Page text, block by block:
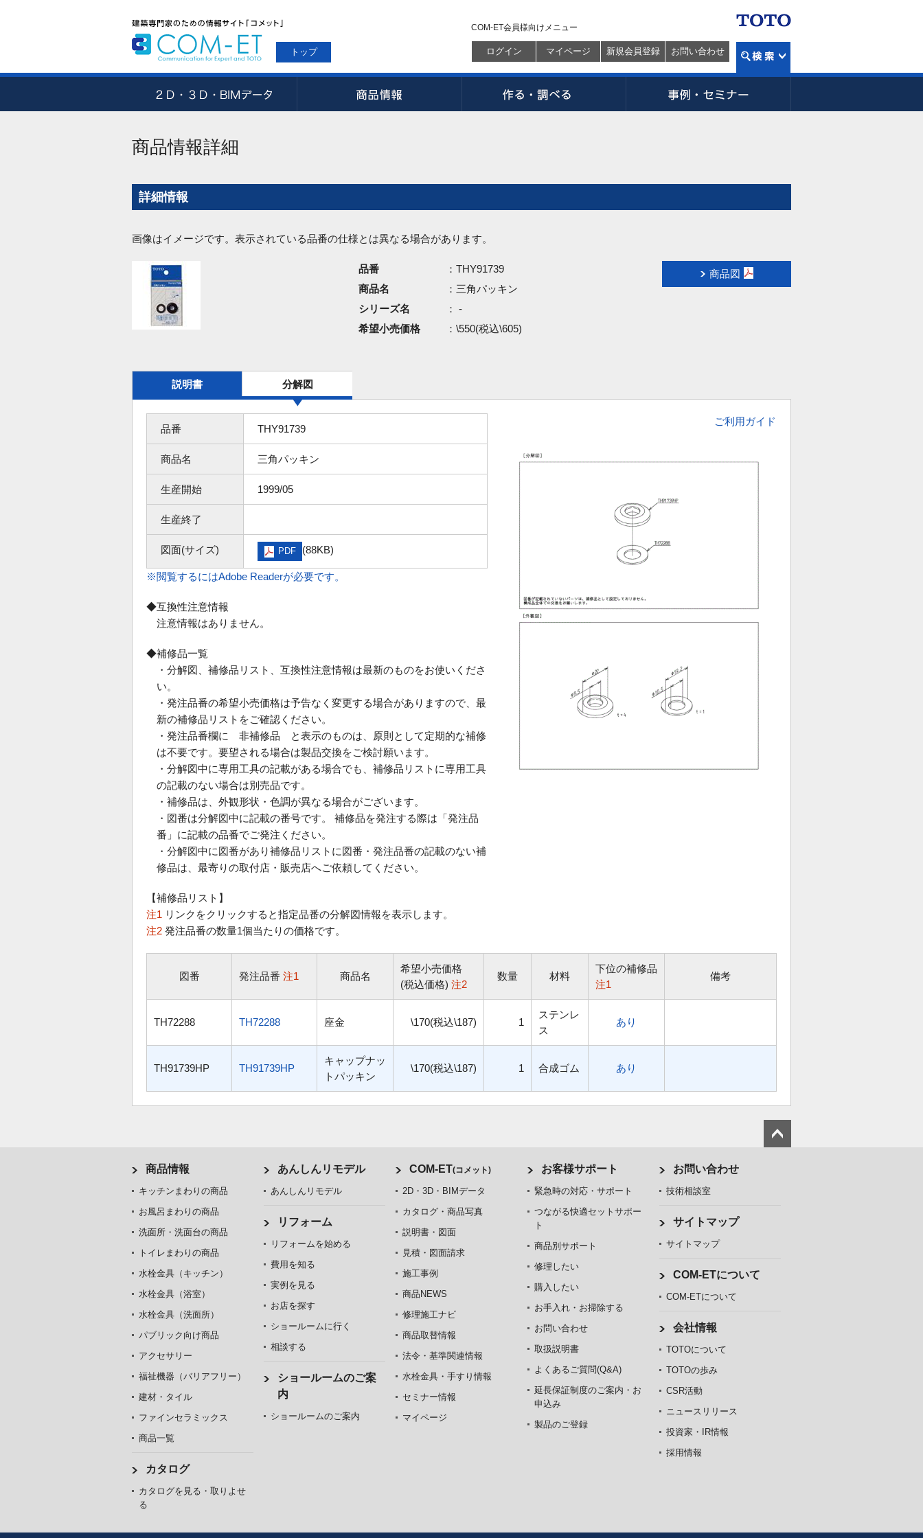
トップ
COM-ET会員様向けメニュー
ログイン マイページ 新規会員登録 お問い合わせ
商品情報詳細
詳細情報
画像はイメージです。表示されている品番の仕様とは異なる場合があります。
品番
：THY91739
商品名
：三角パッキン
シリーズ名
： -
希望小売価格
：\550(税込\605)
商品図
説明書 分解図
品番 THY91739
商品名 三角パッキン
生産開始 1999/05
生産終了
図面(サイズ) PDF (88KB)
※閲覧するにはAdobe Readerが必要です。
◆互換性注意情報
注意情報はありません。
◆補修品一覧
・分解図、補修品リスト、互換性注意情報は最新のものをお使いくださ
い。
・発注品番の希望小売価格は予告なく変更する場合がありますので、最
新の補修品リストをご確認ください。
・発注品番欄に 非補修品 と表示のものは、原則として定期的な補修
は不要です。要望される場合は製品交換をご検討願います。
・分解図中に専用工具の記載がある場合でも、補修品リストに専用工具
の記載のない場合は別売品です。
・補修品は、外観形状・色調が異なる場合がございます。
・図番は分解図中に記載の番号です。 補修品を発注する際は「発注品
番」に記載の品番でご発注ください。
・分解図中に図番があり補修品リストに図番・発注品番の記載のない補
修品は、最寄りの取付店・販売店へご依頼してください。
ご利用ガイド
【補修品リスト】
注1 リンクをクリックすると指定品番の分解図情報を表示します。
注2 発注品番の数量1個当たりの価格です。
図番 発注品番 注1 商品名
希望小売価格
(税込価格) 注2
数量 材料
下位の補修品
注1
備考
TH72288 TH72288 座金 \170(税込\187) 1
ステンレ
ス
あり
TH91739HP TH91739HP
キャップナッ
トパッキン
\170(税込\187) 1 合成ゴム あり
商品情報
キッチンまわりの商品
お風呂まわりの商品
洗面所・洗面台の商品
トイレまわりの商品
水栓金具（キッチン）
水栓金具（浴室）
水栓金具（洗面所）
パブリック向け商品
アクセサリー
福祉機器（バリアフリー）
建材・タイル
ファインセラミックス
商品一覧
カタログ
カタログを見る・取りよせ
る
あんしんリモデル
あんしんリモデル
リフォーム
リフォームを始める
費用を知る
実例を見る
お店を探す
ショールームに行く
相談する
ショールームのご案
内
ショールームのご案内
COM-ET(コメット)
2D・3D・BIMデータ
カタログ・商品写真
説明書・図面
見積・図面請求
施工事例
商品NEWS
修理施工ナビ
商品取替情報
法令・基準関連情報
水栓金具・手すり情報
セミナー情報
マイページ
お客様サポート
緊急時の対応・サポート
つながる快適セットサポー
ト
商品別サポート
修理したい
購入したい
お手入れ・お掃除する
お問い合わせ
取扱説明書
よくあるご質問(Q&A)
延長保証制度のご案内・お
申込み
製品のご登録
お問い合わせ
技術相談室
サイトマップ
サイトマップ
COM-ETについて
COM-ETについて
会社情報
TOTOについて
TOTOの歩み
CSR活動
ニュースリリース
投資家・IR情報
採用情報